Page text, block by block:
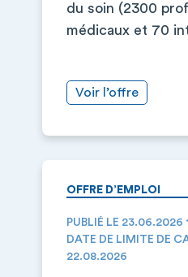
du soin (2300
médicaux et 70
Voir l’offre
OFFRE D’EMPLOI
PUBLIÉ LE 23.06.2026
DATE DE LIMITE DE
22.08.2026